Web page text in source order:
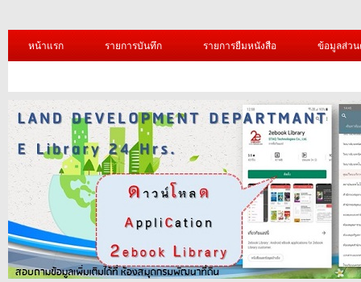
หน้าแรก รายการบันทึก รายการยืมหนังสือ ข้อมูลส่ว